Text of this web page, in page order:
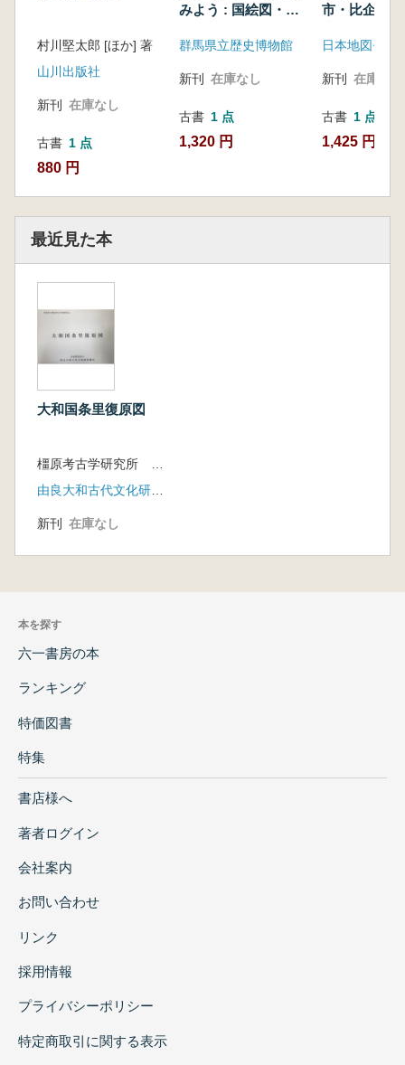
村川堅太郎 [ほか] 著
山川出版社
新刊 在庫なし
古書 1 点
880 円
みよう : 国絵図・城
群馬県立歴史博物館
新刊 在庫なし
古書 1 点
1,320 円
市・比企郡
地区
日本地図セン
新刊 在庫なし
古書 1 点
1,425 円
最近見た本
大和国条里復原図
新刊 在庫なし
本を探す
六一書房の本
ランキング
特価図書
特集
書店様へ
著者ログイン
会社案内
お問い合わせ
リンク
採用情報
プライバシーポリシー
特定商取引に関する表示